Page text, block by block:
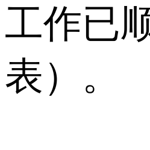
工作已
表）。